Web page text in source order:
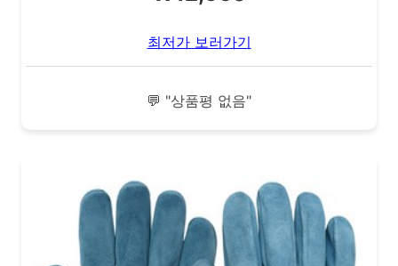
최저가 보러가기
💬 "상품평 없음"